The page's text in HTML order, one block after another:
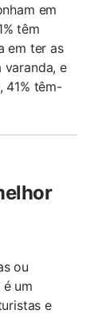
em
têm
em ter as
varanda, e
41% têm-
ou
um
e